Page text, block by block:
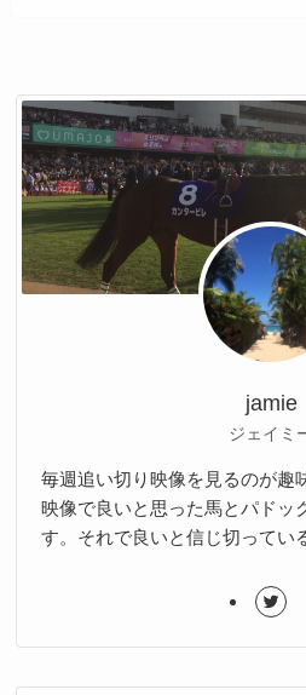
jamie
ジェイミ
毎週追い切り映像を見るのが趣
映像で良いと思った馬とパドッ
す。それで良いと信じ切ってい